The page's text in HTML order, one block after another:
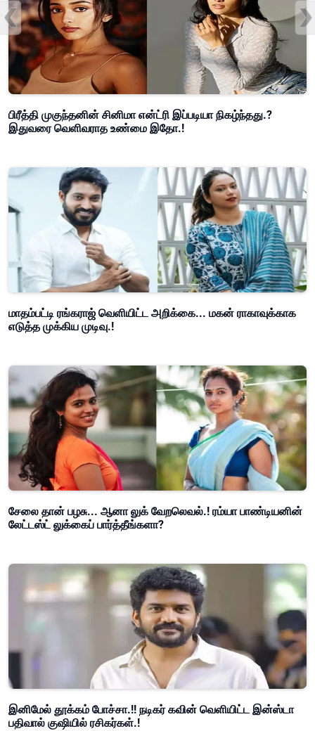
பிரீத்தி முகுந்தனின் சினிமா என்ட்ரி இப்படியா நிகழ்ந்தது.?
இதுவரை வெளிவராத உண்மை இதோ.!
மாதம்பட்டி ரங்கராஜ் வெளியிட்ட அறிக்கை... மகன் ராகாவுக்காக
எடுத்த முக்கிய முடிவு.!
சேலை தான் பழசு... ஆனா லுக் வேறலெவல்.! ரம்யா பாண்டியனின்
லேட்டஸ்ட் லுக்கைப் பார்த்தீங்களா?
இனிமேல் தூக்கம் போச்சா.!! நடிகர் கவின் வெளியிட்ட இன்ஸ்டா
பதிவால் குஷியில் ரசிகர்கள்.!